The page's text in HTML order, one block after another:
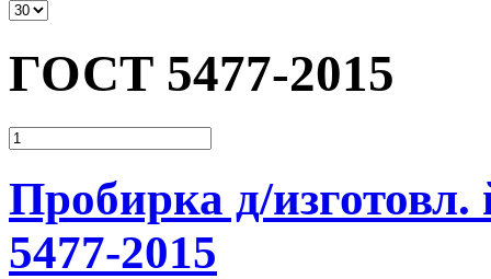
ГОСТ 5477-2015
Пробирка д/
5477-2015